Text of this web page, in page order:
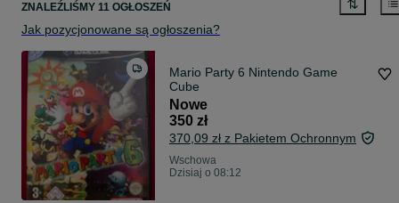
ZNALEŹLIŚMY 11 OGŁOSZEŃ
Jak pozycjonowane są ogłoszenia?
Mario Party 6 Nintendo Game
Cube
Nowe
350 zł
370,09 zł z Pakietem Ochronnym
Wschowa
Dzisiaj o 08:12